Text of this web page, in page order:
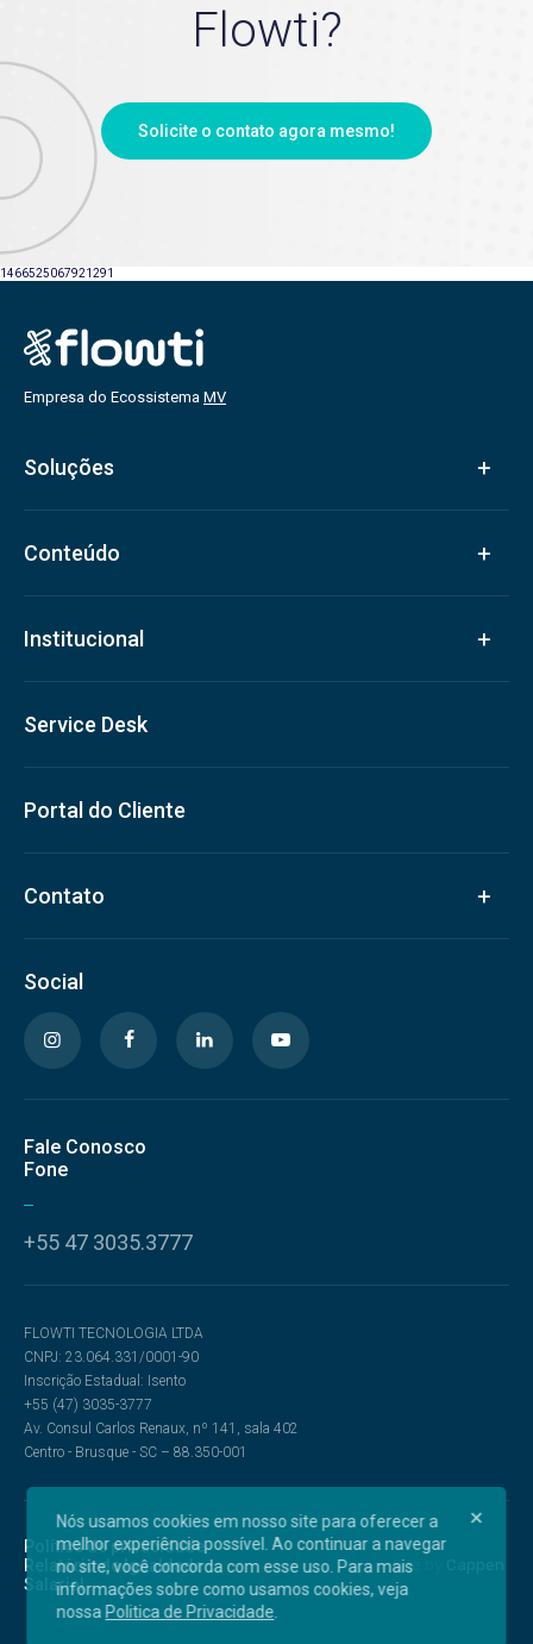
Flowti?
Solicite o contato agora mesmo!
1466525067921291
Empresa do Ecossistema MV
Soluções
Conteúdo
Institucional
Service Desk
Portal do Cliente
Contato
Social
Fale Conosco
Fone
+55 47 3035.3777
FLOWTI TECNOLOGIA LTDA
CNPJ: 23.064.331/0001-90
Inscrição Estadual: Isento
+55 (47) 3035-3777
Av. Consul Carlos Renaux, nº 141, sala 402
Centro - Brusque - SC – 88.350-001
Política de privacidade
Relatório de Igualdade
Salarial
Nós usamos cookies em nosso site para oferecer a
melhor experiência possível. Ao continuar a navegar
no site, você concorda com esse uso. Para mais
informações sobre como usamos cookies, veja
nossa Politica de Privacidade